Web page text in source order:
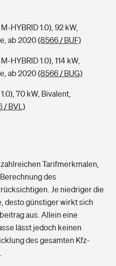
HYBRID 1.0), 92 kW,
ab 2020(8566 / BUF)
HYBRID 1.0), 114 kW,
ab 2020(8566 / BUG)
70 kW, Bivalent,
/ BVL)
Tarifmerkmalen,
des
Je niedriger die
desto günstiger wirkt sich
aus. Allein eine
lässt jedoch keinen
des gesamten Kfz-